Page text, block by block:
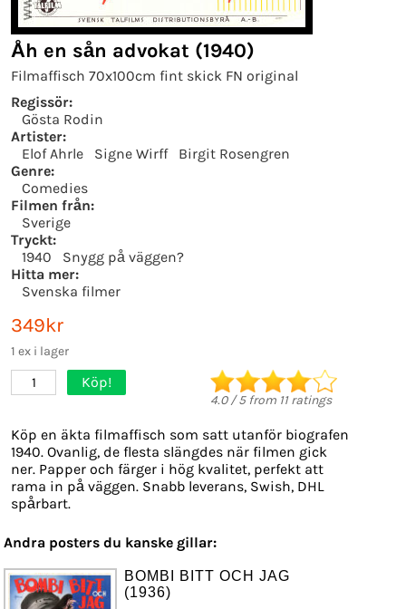
Åh en sån advokat (1940)
Filmaffisch 70x100cm fint skick FN original
Regissör:
Gösta Rodin
Artister:
Elof Ahrle
Signe Wirff
Birgit Rosengren
Genre:
Comedies
Filmen från:
Sverige
Tryckt:
1940
Snygg på väggen?
Hitta mer:
Svenska filmer
349kr
1 ex i lager
1 Köp!
4.0/5from 11ratings
Köp en äkta filmaffisch som satt utanför biografen
1940. Ovanlig, de flesta slängdes när filmen gick
ner. Papper och färger i hög kvalitet, perfekt att
rama in på väggen. Snabb leverans, Swish, DHL
spårbart.
Andra posters du kanske gillar:
BOMBI BITT OCH JAG
(1936)